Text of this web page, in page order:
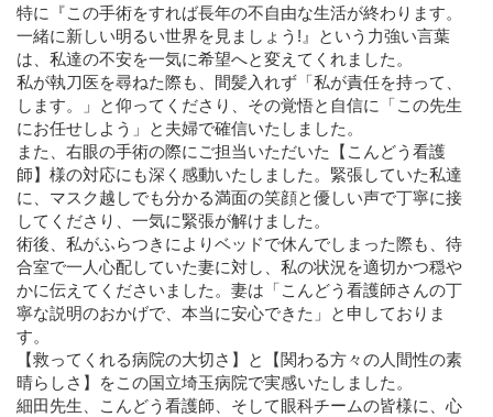
特に『この手術をすれば長年の不自由な生活が終わります。
一緒に新しい明るい世界を見ましょう!』という力強い言葉
は、私達の不安を一気に希望へと変えてくれました。
私が執刀医を尋ねた際も、間髪入れず「私が責任を持って、
します。」と仰ってくださり、その覚悟と自信に「この先生
にお任せしよう」と夫婦で確信いたしました。
また、右眼の手術の際にご担当いただいた【こんどう看護
師】様の対応にも深く感動いたしました。緊張していた私達
に、マスク越しでも分かる満面の笑顔と優しい声で丁寧に接
してくださり、一気に緊張が解けました。
術後、私がふらつきによりベッドで休んでしまった際も、待
合室で一人心配していた妻に対し、私の状況を適切かつ穏や
かに伝えてくださいました。妻は「こんどう看護師さんの丁
寧な説明のおかげで、本当に安心できた」と申しておりま
す。
【救ってくれる病院の大切さ】と【関わる方々の人間性の素
晴らしさ】をこの国立埼玉病院で実感いたしました。
細田先生、こんどう看護師、そして眼科チームの皆様に、心